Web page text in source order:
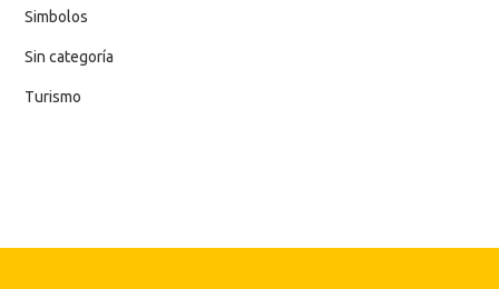
Simbolos
Sin categoría
Turismo